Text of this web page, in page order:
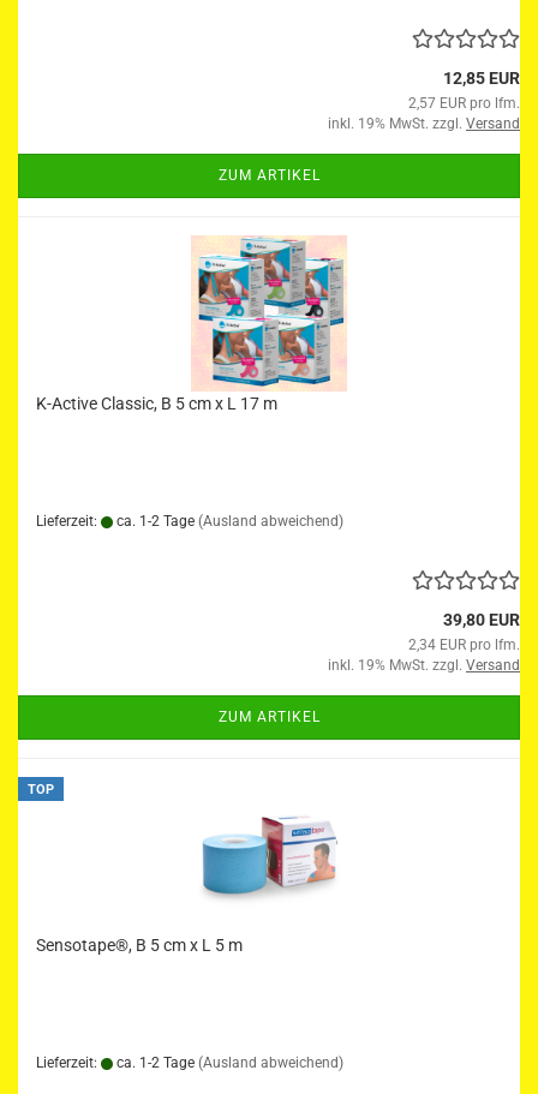
12,85 EUR
2,57 EUR pro lfm.
inkl. 19% MwSt. zzgl. Versand
ZUM ARTIKEL
K-Active Classic, B 5 cm x L 17 m
Lieferzeit: ca. 1-2 Tage (Ausland abweichend)
39,80 EUR
2,34 EUR pro lfm.
inkl. 19% MwSt. zzgl. Versand
ZUM ARTIKEL
TOP
Sensotape®, B 5 cm x L 5 m
Lieferzeit: ca. 1-2 Tage (Ausland abweichend)